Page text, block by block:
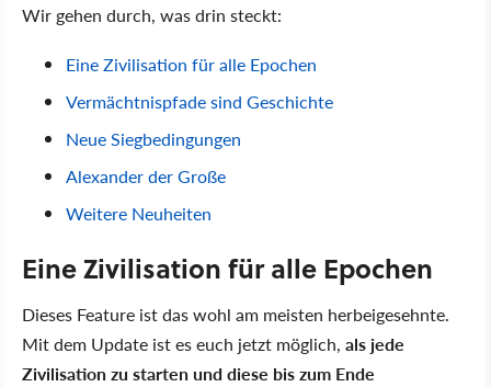
Wir gehen durch, was drin steckt:
Eine Zivilisation für alle Epochen
Vermächtnispfade sind Geschichte
Neue Siegbedingungen
Alexander der Große
Weitere Neuheiten
Eine Zivilisation für alle Epochen
Dieses Feature ist das wohl am meisten herbeigesehnte.
Mit dem Update ist es euch jetzt möglich, als jede
Zivilisation zu starten und diese bis zum Ende